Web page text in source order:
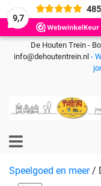
9,7
485
De Houten Trein -
info@dehoutentrein.nl -
Speelgoed en meer /